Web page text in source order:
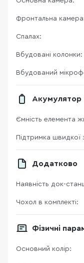
Фронтальна
Спалах:
Вбудовані колонки:
Вбудований
Акумулятор
Ємність елемента
Підтримка швидкої
Додатково
Наявність док-
Чохол в комплекті:
Фізичні
Основний колір: